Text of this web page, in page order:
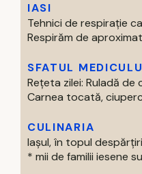
IASI
Tehnici de respirație
Respirăm de
SFATUL
Rețeta zilei: Ruladă
Carnea tocată,
CULINARIA
Iașul, în topul
* mii de familii iesene